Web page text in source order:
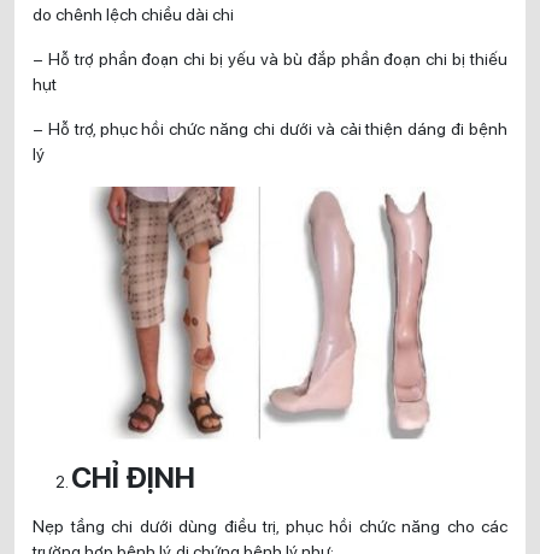
do chênh lệch chiều dài chi
– Hỗ trợ phần đoạn chi bị yếu và bù đắp phần đoạn chi bị thiếu
hụt
– Hỗ trợ, phục hồi chức năng chi dưới và cải thiện dáng đi bệnh
lý
CHỈ ĐỊNH
Nẹp tầng chi dưới dùng điều trị, phục hồi chức năng cho các